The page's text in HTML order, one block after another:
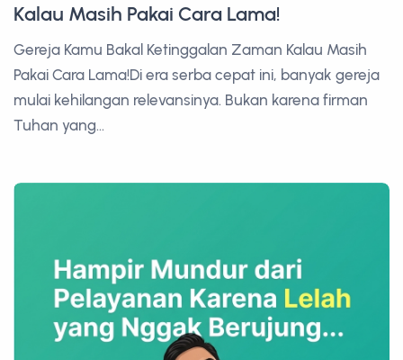
Kalau Masih Pakai Cara Lama!
Gereja Kamu Bakal Ketinggalan Zaman Kalau Masih
Pakai Cara Lama!Di era serba cepat ini, banyak gereja
mulai kehilangan relevansinya. Bukan karena firman
Tuhan yang...